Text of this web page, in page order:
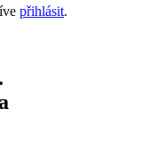
přihlásit.